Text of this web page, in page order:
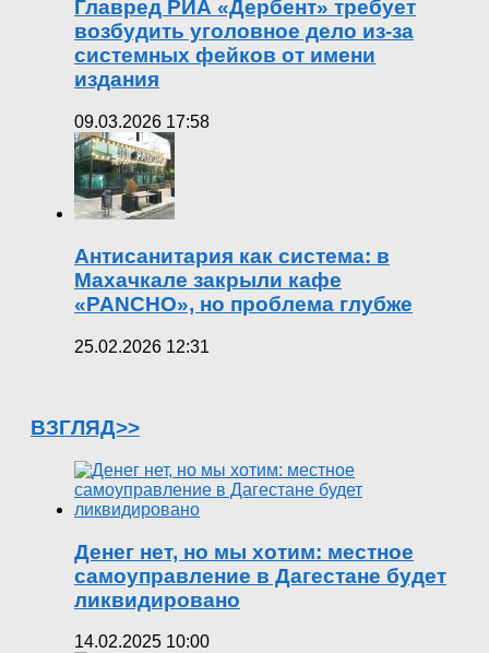
Главред РИА «Дербент» требует
возбудить уголовное дело из-за
системных фейков от имени
издания
09.03.2026 17:58
Антисанитария как система: в
Махачкале закрыли кафе
«PANCHO», но проблема глубже
25.02.2026 12:31
ВЗГЛЯД>>
Денег нет, но мы хотим: местное
самоуправление в Дагестане будет
ликвидировано
14.02.2025 10:00